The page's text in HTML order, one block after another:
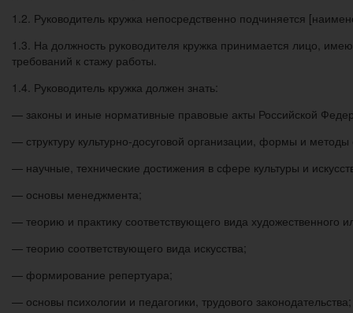
1.2. Руководитель кружка непосредственно подчиняется
1.3. На должность руководителя кружка принимается лицо,
требований к стажу работы.
1.4. Руководитель кружка должен знать:
— законы и иные нормативные правовые акты Российской
— структуру культурно-досуговой организации, формы и
— научные, технические достижения в сфере культуры и
— основы менеджмента;
— теорию и практику соответствующего вида художественного
— теорию соответствующего вида искусства;
— формирование репертуара;
— основы психологии и педагогики, трудового законодательства;